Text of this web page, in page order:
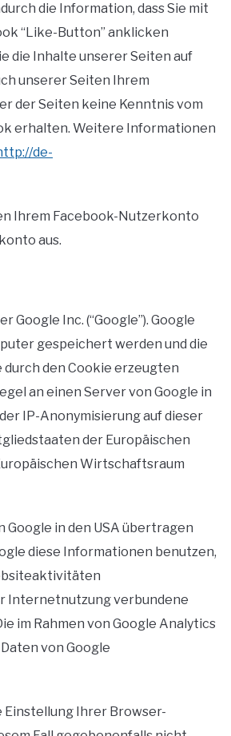
die Information, dass Sie mit
“Like-Button” anklicken
die Inhalte unserer Seiten auf
unserer Seiten Ihrem
der Seiten keine Kenntnis vom
erhalten. Weitere Informationen
de-
Ihrem Facebook-Nutzerkonto
aus.
Inc. (“Google”). Google
gespeichert werden und die
durch den Cookie erzeugten
an einen Server von Google in
IP-Anonymisierung auf dieser
der Europäischen
Wirtschaftsraum
Google in den USA übertragen
diese Informationen benutzen,
Internetnutzung verbundene
im Rahmen von Google Analytics
von Google
Einstellung Ihrer Browser-